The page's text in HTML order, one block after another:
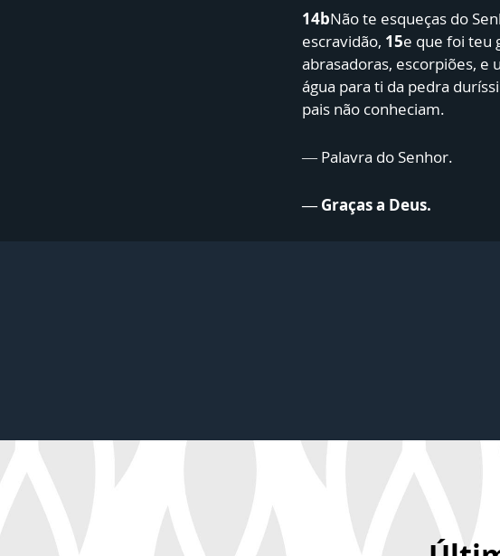
14bNão te esqueças do
escravidão, 15e que foi teu
abrasadoras, escorpiões, e
água para ti da pedra
pais não conheciam.
— Palavra do Senhor.
— Graças a Deus.